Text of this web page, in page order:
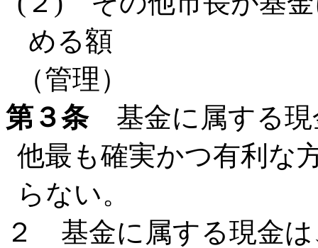
める額
（管理）
第３条基金に属する現
他最も確実かつ有利な
らない。
２ 基金に属する現金